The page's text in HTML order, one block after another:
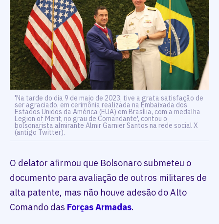
'Na tarde do dia 9 de maio de 2023, tive a grata satisfação de
ser agraciado, em cerimônia realizada na Embaixada dos
Estados Unidos da América (EUA) em Brasília, com a medalha
Legion of Merit, no grau de Comandante', contou o
bolsonarista almirante Almir Garnier Santos na rede social X
(antigo Twitter).
O delator afirmou que Bolsonaro submeteu o
documento para avaliação de outros militares de
alta patente, mas não houve adesão do Alto
Comando das Forças Armadas.